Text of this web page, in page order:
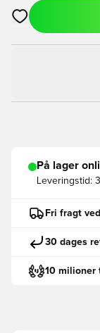
Åbner en Modal
På lager
Leveringstid:
Fri fragt
30 dages
10 milioner